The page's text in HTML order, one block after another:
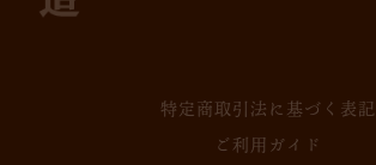
特定商取引法に基づく表記
ご利用ガイド